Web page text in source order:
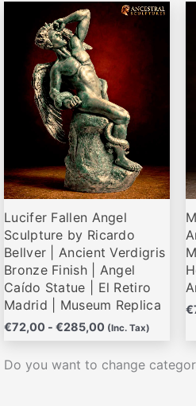
Lucifer Fallen Angel
Sculpture by Ricardo
Bellver | Ancient Verdigris
Bronze Finish | Angel
Caído Statue | El Retiro
Madrid | Museum Replica
€72,00 - €285,00
Rango
de
precios:
€72,00
hasta
€285,00
(Inc. Tax)
producto
tiene
múltiples
variantes.
opciones
pueden
elegir
en
la
página
de
producto
€
la
de
Do you want to change